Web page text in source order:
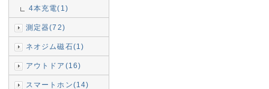
4本充電(1)
測定器(72)
ネオジム磁石(1)
アウトドア(16)
スマートホン(14)